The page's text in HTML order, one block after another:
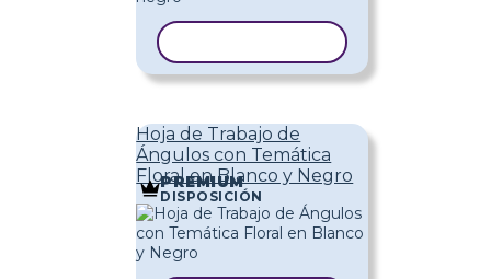
Hoja de Trabajo de
Ángulos con Temática
Floral en Blanco y Negro
PREMIUM
DISPOSICIÓN